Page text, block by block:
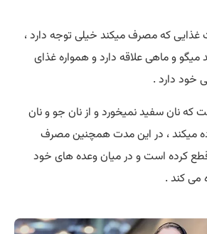
که مصرف میکند خیلی توجه دارد ،
میگو و ماهی علاقه دارد و همواره غذای
خود دارد .
نان سفید نمیخورد و از نان جو و نان
میکند ، در این مدت همچنین مصرف
قطع کرده است و در میان وعده های خود
می کند .